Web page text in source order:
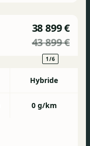
38 899 €
43 899 €
1/6
Hybride
0 g/km